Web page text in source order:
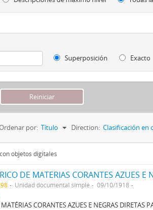
Superposición
Exacto
por: Título Direction: Clasificación en
objetos digitales
Unidad documental simple
09/10/1918
CORANTES AZUES E NEGRAS DIRETAS